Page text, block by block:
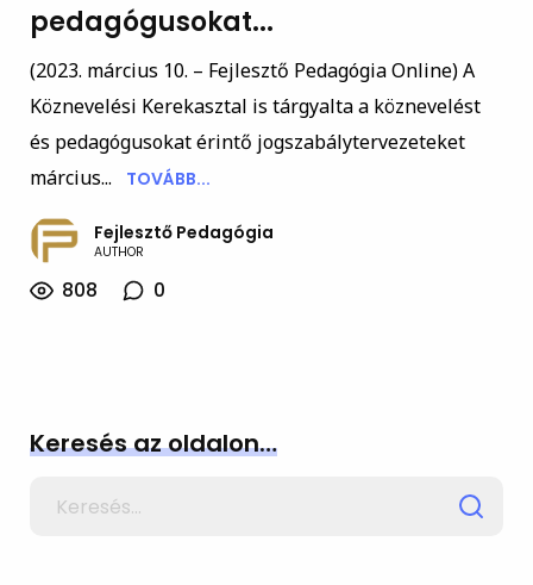
pedagógusokat...
(2023. március 10. – Fejlesztő Pedagógia Online) A
Köznevelési Kerekasztal is tárgyalta a köznevelést
és pedagógusokat érintő jogszabálytervezeteket
március...
TOVÁBB...
Fejlesztő Pedagógia
AUTHOR
808 0
Keresés az oldalon…